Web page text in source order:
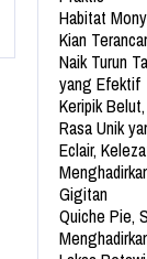
Habitat
Kian
Naik Turun
yang Efektif
Keripik
Rasa Unik
Eclair,
Gigitan
Quiche Pie,